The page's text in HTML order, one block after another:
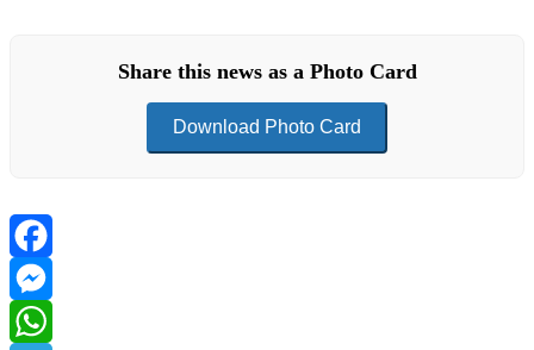
Share this news as a Photo Card
Download Photo Card
Facebook
Messenger